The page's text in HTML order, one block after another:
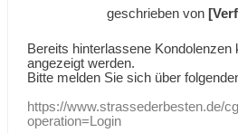
geschrieben von
Bereits hinterlassene
angezeigt werden.
Bitte melden Sie sich über
https://www.strassederbesten.de/
operation=Login